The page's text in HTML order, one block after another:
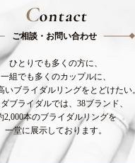
Contact
ご相談・お問い合わせ
ひとりでも多くの方に、
一組でも多くのカップルに、
いブライダルリングをとどけたい。
ブライダルでは、38ブランド、
2,000本のブライダルリングを
一堂に展示しております。